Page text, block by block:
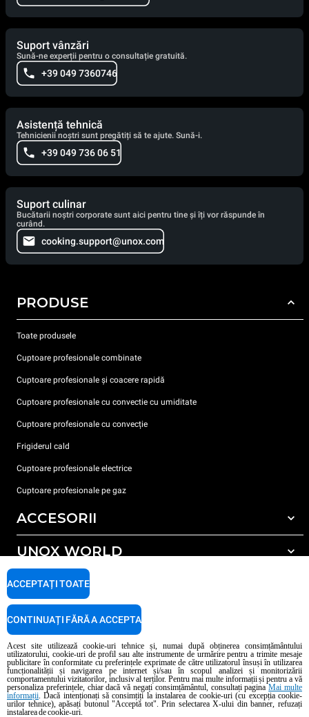
Suport vânzări
Sună-ne experții pentru o consultație gratuită.
+39 049 7360746
Asistență tehnică
Tehnicienii noștri sunt pregătiți să te ajute. Sună-i.
+39 049 736 06 51
Suport culinar
Bucătarii noștri corporate sunt aici pentru tine și îți vor răspunde în
curând.
cooking.support@unox.com
PRODUSE
Toate produsele
Cuptoare profesionale combinate
Cuptoare profesionale și coacere rapidă
Cuptoare profesionale cu convectie cu umiditate
Cuptoare profesionale cu convecție
Frigiderul cald
Cuptoare profesionale electrice
Cuptoare profesionale pe gaz
ACCESORII
Toate accesoriile
Detergent pentru spălarea automată
Detergent pentru spălarea manuală
Tratarea apei cu filtru de rășină
UNOX WORLD
Sediile noastre în lume
SUPORT
Garanția Unox
Localizator service
Copyright 2026 UNOX S.p.A. Toate drepturile rezervate. Reg. Imp. Padova n °
04230750285 - REA Padova 372835 - Cap. Soc. 5.000.000 € iv - P.IVA / CF
04230750285 - IT WEEE Reg. No. IT08020000000377
AI Content Disclaimer Privacy policy Cookie policy
Acest site utilizează cookie-uri tehnice și, numai după obținerea consimțământului
utilizatorului, cookie-uri de profil sau alte instrumente de urmărire pentru a trimite mesaje
publicitare în conformitate cu preferințele exprimate de către utilizatorul însuși în utilizarea
funcționalității și navigarea pe internet și/sau în scopul analizei și monitorizării
comportamentului vizitatorilor, inclusiv al terților. Pentru mai multe informații și pentru a vă
personaliza preferințele, chiar dacă vă negați consimțământul, consultați paginaMai multe
informații. Dacă intenționați să consimțiți la instalarea de cookie-uri (cu excepția cookie-
urilor tehnice), apăsați butonul "Acceptă tot". Prin selectarea X-ului din banner, refuzați
instalarea de cookie-uri.
ACCEPTAȚI TOATE
CONTINUAȚI FĂRĂ A ACCEPTA